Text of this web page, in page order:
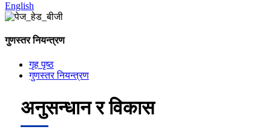
English
गुणस्तर नियन्त्रण
गृह पृष्ठ
गुणस्तर नियन्त्रण
अनुसन्धान र विकास